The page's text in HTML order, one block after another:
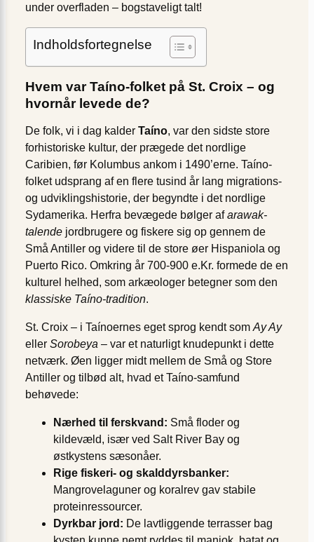
under overfladen – bogstaveligt talt!
Indholdsfortegnelse
Hvem var Taíno-folket på St. Croix – og
hvornår levede de?
De folk, vi i dag kalder Taíno, var den sidste store
forhistoriske kultur, der prægede det nordlige
Caribien, før Kolumbus ankom i 1490’erne. Taíno-
folket udsprang af en flere tusind år lang migrations-
og udviklingshistorie, der begyndte i det nordlige
Sydamerika. Herfra bevægede bølger afarawak-
talende jordbrugere og fiskere sig op gennem de
Små Antiller og videre til de store øer Hispaniola og
Puerto Rico. Omkring år 700-900 e.Kr. formede de en
kulturel helhed, som arkæologer betegner som den
klassiske Taíno-tradition.
St. Croix – i Taínoernes eget sprog kendt som Ay Ay
eller Sorobeya – var et naturligt knudepunkt i dette
netværk. Øen ligger midt mellem de Små og Store
Antiller og tilbød alt, hvad et Taíno-samfund
behøvede:
Nærhed til ferskvand: Små floder og
kildevæld, især ved Salt River Bay og
østkystens sæsonåer.
Rige fiskeri- og skalddyrsbanker:
Mangrovelaguner og koralrev gav stabile
proteinressourcer.
Dyrkbar jord: De lavtliggende terrasser bag